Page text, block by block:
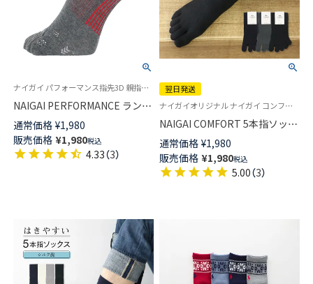
ナイガイ パフォーマンス指先3D 親指セパレート ワイドヒール設計 消臭素材使用 アーチフィットサポート
NAIGAI PERFORMANCE ランニ
ング 5本指ソックス 吸水速乾 メ
ッシュ編み ショート丈 メンズ
02332201
通常価格 ¥1,980
販売価格 ¥1,980税込
4.33（3）
翌日発送
ナイガイオリジナル ナイガイ コンフォート ポリジン加工 五本指 紳士 靴下
NAIGAI COMFORT 5本指ソック
ス やみつきになる履き心地 親
指セパレート 綿混 ホールガー
メント メンズ 抗菌防臭 クルー
丈 【365日最短翌日発送】
通常価格 ¥1,980
販売価格 ¥1,980税込
5.00（3）